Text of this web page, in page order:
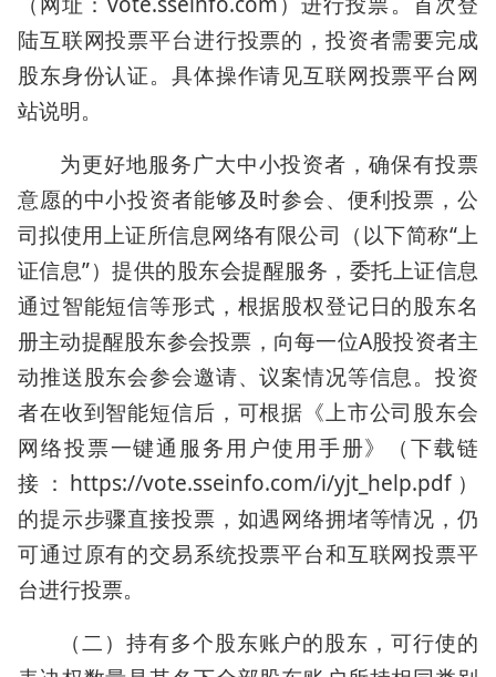
陆互联网投票平台进行投票的，投资者需要完成
股东身份认证。具体操作请见互联网投票平台网
站说明。
为更好地服务广大中小投资者，确保有投票
意愿的中小投资者能够及时参会、便利投票，公
司拟使用上证所信息网络有限公司（以下简称“上
证信息”）提供的股东会提醒服务，委托上证信息
通过智能短信等形式，根据股权登记日的股东名
册主动提醒股东参会投票，向每一位A股投资者主
动推送股东会参会邀请、议案情况等信息。投资
者在收到智能短信后，可根据《上市公司股东会
网络投票一键通服务用户使用手册》（下载链
接：https://vote.sseinfo.com/i/yjt_help.pdf）
的提示步骤直接投票，如遇网络拥堵等情况，仍
可通过原有的交易系统投票平台和互联网投票平
台进行投票。
（二）持有多个股东账户的股东，可行使的